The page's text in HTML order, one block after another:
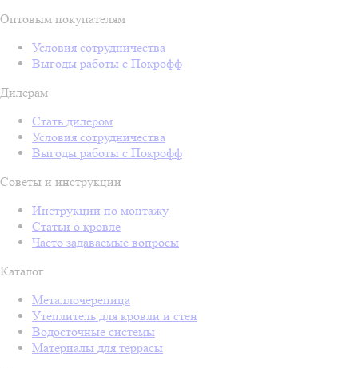
Оптовым покупателям
Условия сотрудничества
Выгоды работы с Покрофф
Дилерам
Стать дилером
Условия сотрудничества
Выгоды работы с Покрофф
Советы и инструкции
Инструкции по монтажу
Статьи о кровле
Часто задаваемые вопросы
Каталог
Металлочерепица
Утеплитель для кровли и стен
Водосточные системы
Материалы для террасы